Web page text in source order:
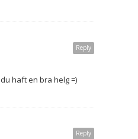
Reply
haft en bra helg =)
Reply